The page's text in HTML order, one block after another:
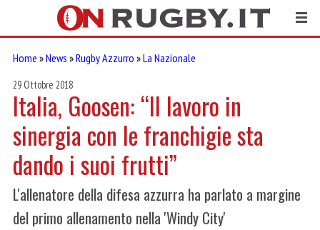
Home »News »Rugby Azzurro »La Nazionale
29 Ottobre 2018
Italia, Goosen: “Il lavoro in
sinergia con le franchigie sta
dando i suoi frutti”
L'allenatore della difesa azzurra ha parlato a margine
del primo allenamento nella 'Windy City'